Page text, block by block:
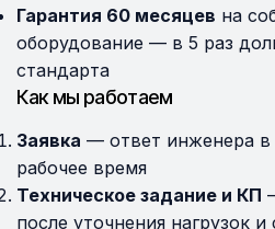
Гарантия 60 месяцев на
оборудование — в 5 раз
стандарта
Как мы работаем
Заявка — ответ инженера в
рабочее время
Техническое задание и КП
после уточнения нагрузок